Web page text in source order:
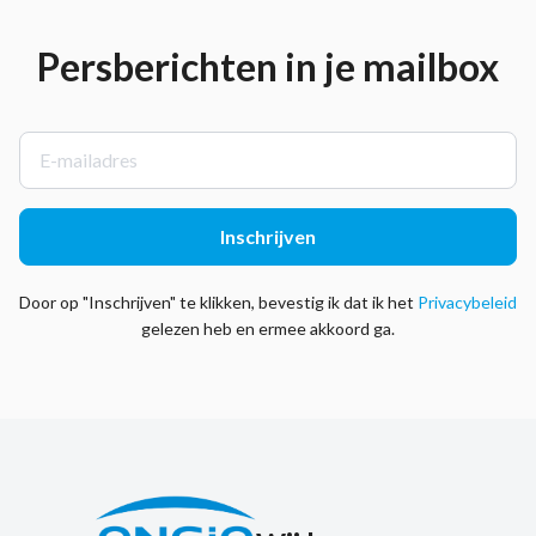
Persberichten in je mailbox
E
m
a
a
Inschrijven
Door op "Inschrijven" te klikken, bevestig ik dat ik het Privacybeleid
gelezen heb en ermee akkoord ga.